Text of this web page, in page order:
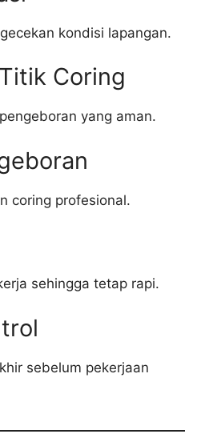
kondisi lapangan.
Coring
yang aman.
coring profesional.
sehingga tetap rapi.
sebelum pekerjaan